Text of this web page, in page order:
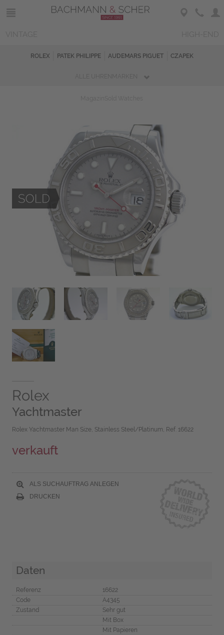
ROLEX PATEK PHILIPPE AUDEMARS PIGUET CZAPEK
Rolex
Yachtmaster
Rolex Yachtmaster Man Size, Stainless Steel/Platinum, Ref. 16622
verkauft
ALS SUCHAUFTRAG ANLEGEN
DRUCKEN
Daten
Referenz
16622
Code
A4345
Zustand
Sehr gut
Mit Box
Mit Papieren